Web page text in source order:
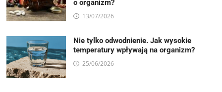
o organizm?
13/07/2026
Nie tylko odwodnienie. Jak wysokie
temperatury wpływają na organizm?
25/06/2026